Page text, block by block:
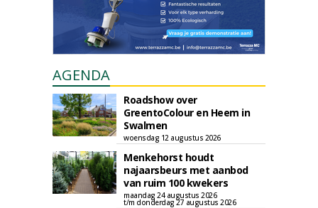
AGENDA
Roadshow over
GreentoColour en Heem in
Swalmen
woensdag 12 augustus 2026
Menkehorst houdt
najaarsbeurs met aanbod
van ruim 100 kwekers
maandag 24 augustus 2026
t/m donderdag 27 augustus 2026